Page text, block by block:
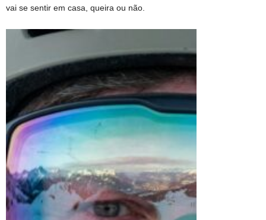
vai se sentir em casa, queira ou não.